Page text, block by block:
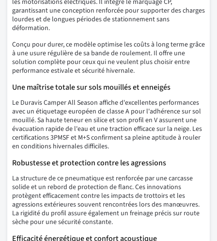
les motorisations électriques. Il intègre le marquage CP,
garantissant une conception renforcée pour supporter des charges
lourdes et de longues périodes de stationnement sans
déformation.
Conçu pour durer, ce modèle optimise les coûts à long terme grâce
à une usure régulière de sa bande de roulement. Il offre une
solution complète pour ceux qui ne veulent plus choisir entre
performance estivale et sécurité hivernale.
Une maîtrise totale sur sols mouillés et enneigés
Le Duravis Camper All Season affiche d'excellentes performances
avec un étiquetage européen de classe A pour l'adhérence sur sol
mouillé. Sa haute teneur en silice et son profil en V assurent une
évacuation rapide de l'eau et une traction efficace sur la neige. Les
certifications 3PMSF et M+S confirment sa pleine aptitude à rouler
en conditions hivernales difficiles.
Robustesse et protection contre les agressions
La structure de ce pneumatique est renforcée par une carcasse
solide et un rebord de protection de flanc. Ces innovations
protègent efficacement contre les impacts de trottoirs et les
agressions extérieures souvent rencontrées lors des manœuvres.
La rigidité du profil assure également un freinage précis sur route
sèche pour une sécurité constante.
Efficacité énergétique et confort acoustique